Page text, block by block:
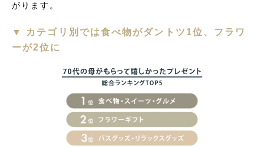
がります。
▼ カテゴリ別では食べ物がダントツ1位、フラワ
ーが2位に